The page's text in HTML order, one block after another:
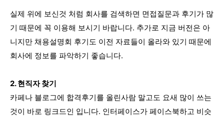
실제 위에 보신것 처럼 회사를 검색하면 면접질문과 후기가 많
기 때문에 꼭 이용해 보시기 바랍니다. 추가로 지금 버전은 아
니지만 채용설명회 후기도 이전 자료들이 올라와 있기 때문에
회사에 정보를 파악하기 좋습니다.
2. 현직자 찾기
카페나 블로그에 합격후기를 올린사람 말고도 요새 많이 쓰는
것이 바로 링크드인 입니다. 인터페이스가 페이스북하고 비슷